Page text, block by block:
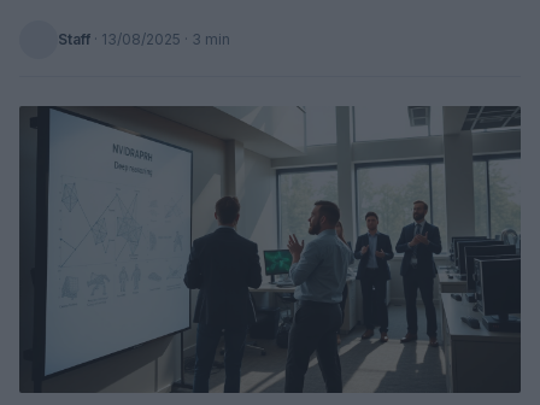
Staff · 13/08/2025 · 3 min